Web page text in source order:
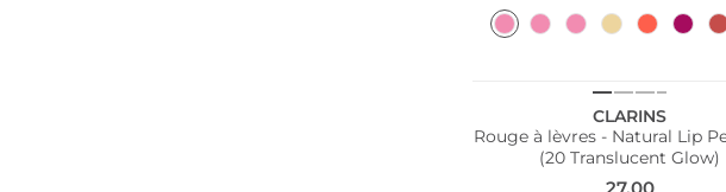
CLARINS
Rouge à lèvres - Natural Lip
(20 Translucent Glow)
27,00